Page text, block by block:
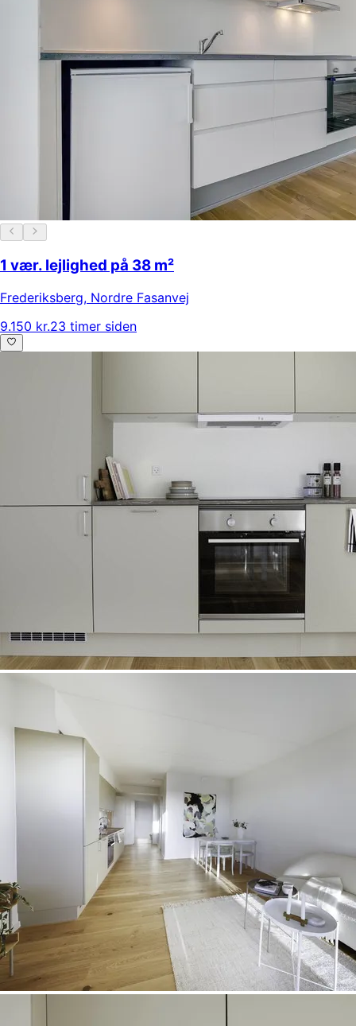
1 vær. lejlighed på 38 m²
Frederiksberg, Nordre Fasanvej
9.150 kr.23 timer siden